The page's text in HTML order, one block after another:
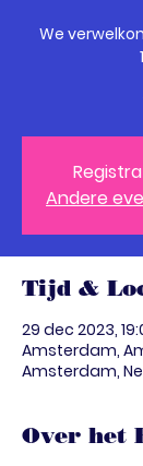
We
Andere
Tijd &
29 dec 2023,
Amsterdam,
Amsterdam,
Over het